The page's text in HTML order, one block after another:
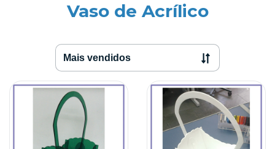
Vaso de Acrílico